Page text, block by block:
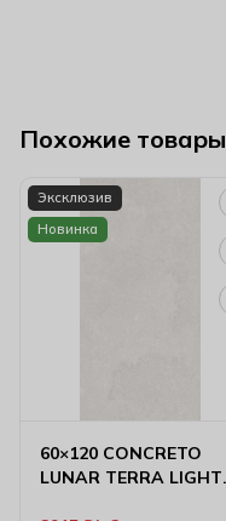
Похожие товары
Эксклюзив
Новинка
60×120 CONCRETO
LUNAR TERRA LIGHT